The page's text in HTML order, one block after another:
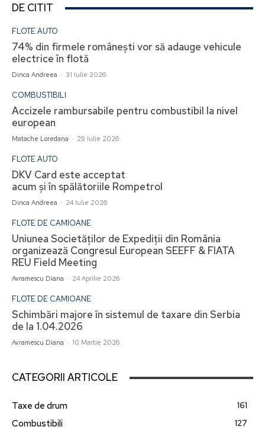
DE CITIT
FLOTE AUTO
74% din firmele românești vor să adauge vehicule
electrice în flotă
Dinca Andreea - 31 Iulie 2026
COMBUSTIBILI
Accizele rambursabile pentru combustibil la nivel
european
Matache Loredana - 29 Iulie 2026
FLOTE AUTO
DKV Card este acceptat
acum și în spălătoriile Rompetrol
Dinca Andreea - 24 Iulie 2026
FLOTE DE CAMIOANE
Uniunea Societăților de Expediții din România
organizează Congresul European SEEFF & FIATA
REU Field Meeting
Avramescu Diana - 24 Aprilie 2026
FLOTE DE CAMIOANE
Schimbări majore în sistemul de taxare din Serbia
de la 1.04.2026
Avramescu Diana - 10 Martie 2026
CATEGORII ARTICOLE
Taxe de drum 161
Combustibili 127